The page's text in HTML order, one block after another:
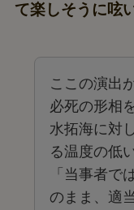
て楽しそうに呟
ここの演出
必死の形相
水拓海に対
る温度の低
「当事者で
のまま、適